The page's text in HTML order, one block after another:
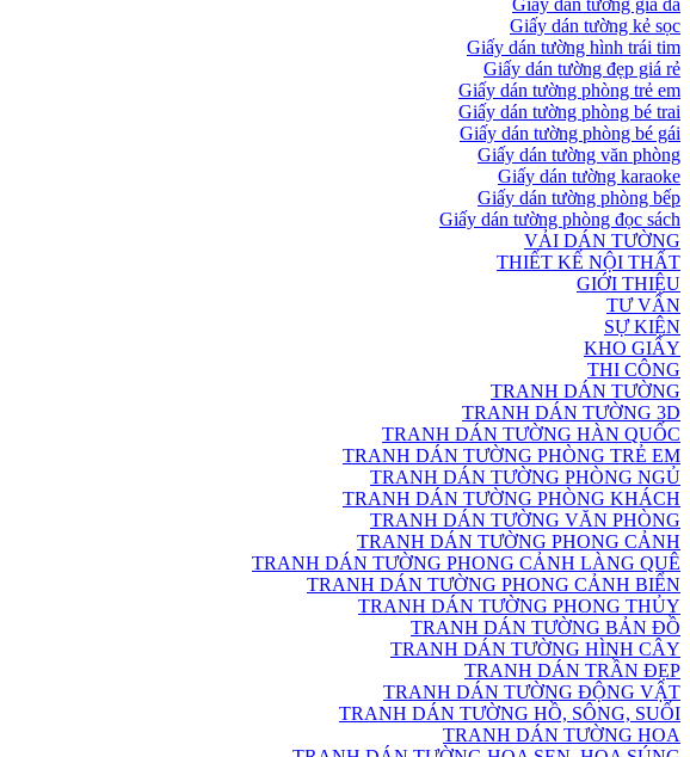
Giấy dán tường giả da
Giấy dán tường kẻ sọc
Giấy dán tường hình trái tim
Giấy dán tường đẹp giá rẻ
Giấy dán tường phòng trẻ em
Giấy dán tường phòng bé trai
Giấy dán tường phòng bé gái
Giấy dán tường văn phòng
Giấy dán tường karaoke
Giấy dán tường phòng bếp
Giấy dán tường phòng đọc sách
VẢI DÁN TƯỜNG
THIẾT KẾ NỘI THẤT
GIỚI THIỆU
TƯ VẤN
SỰ KIỆN
KHO GIẤY
THI CÔNG
TRANH DÁN TƯỜNG
TRANH DÁN TƯỜNG 3D
TRANH DÁN TƯỜNG HÀN QUỐC
TRANH DÁN TƯỜNG PHÒNG TRẺ EM
TRANH DÁN TƯỜNG PHÒNG NGỦ
TRANH DÁN TƯỜNG PHÒNG KHÁCH
TRANH DÁN TƯỜNG VĂN PHÒNG
TRANH DÁN TƯỜNG PHONG CẢNH
TRANH DÁN TƯỜNG PHONG CẢNH LÀNG QUÊ
TRANH DÁN TƯỜNG PHONG CẢNH BIỂN
TRANH DÁN TƯỜNG PHONG THỦY
TRANH DÁN TƯỜNG BẢN ĐỒ
TRANH DÁN TƯỜNG HÌNH CÂY
TRANH DÁN TRẦN ĐẸP
TRANH DÁN TƯỜNG ĐỘNG VẬT
TRANH DÁN TƯỜNG HỒ, SÔNG, SUỐI
TRANH DÁN TƯỜNG HOA